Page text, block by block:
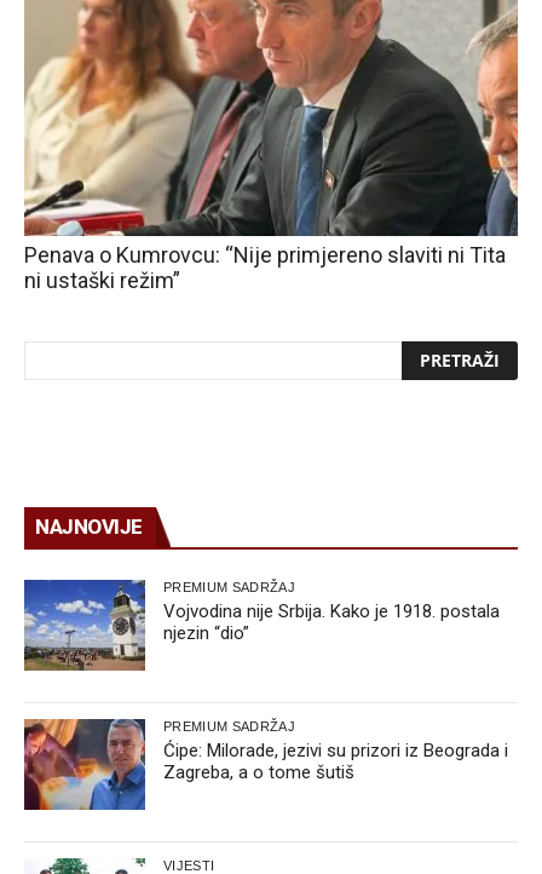
Penava o Kumrovcu: “Nije primjereno slaviti ni Tita
ni ustaški režim”
NAJNOVIJE
PREMIUM SADRŽAJ
Vojvodina nije Srbija. Kako je 1918. postala
njezin “dio”
PREMIUM SADRŽAJ
Ćipe: Milorade, jezivi su prizori iz Beograda i
Zagreba, a o tome šutiš
VIJESTI